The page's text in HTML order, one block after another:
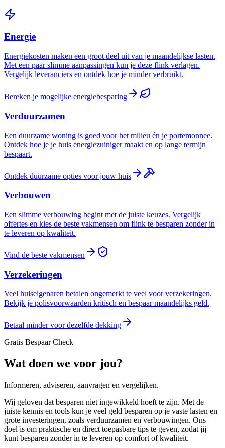
Energie
Energiekosten maken een groot deel uit van je maandelijkse lasten.
Met een paar slimme aanpassingen kun je deze flink verlagen.
Vergelijk leveranciers en ontdek hoe je minder verbruikt.
Bereken je mogelijke energiebesparing
Verduurzamen
Een duurzame woning is goed voor het milieu én je portemonnee.
Ontdek hoe je je huis energiezuiniger maakt en op lange termijn
bespaart.
Ontdek duurzame opties voor jouw huis
Verbouwen
Een slimme verbouwing begint met de juiste keuzes. Vergelijk
offertes en kies de beste vakmensen om flink te besparen zonder in
te leveren op kwaliteit.
Vind de beste vakmensen
Verzekeringen
Veel huiseigenaren betalen ongemerkt te veel voor verzekeringen.
Bekijk je polisvoorwaarden kritisch en bespaar maandelijks geld.
Betaal minder voor dezelfde dekking
Gratis Bespaar Check
Wat doen we voor jou?
Informeren, adviseren, aanvragen en vergelijken.
Wij geloven dat besparen niet ingewikkeld hoeft te zijn. Met de
juiste kennis en tools kun je veel geld besparen op je vaste lasten en
grote investeringen, zoals verduurzamen en verbouwingen. Ons
doel is om praktische en direct toepasbare tips te geven, zodat jij
kunt besparen zonder in te leveren op comfort of kwaliteit.